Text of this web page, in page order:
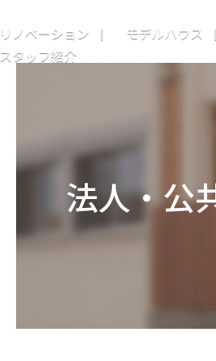
リノベーション
モデルハウス
スタッフ紹介
法人・公